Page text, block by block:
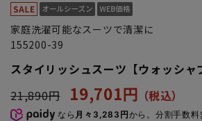
家庭洗濯可能なスーツで清潔に
155200-39
スタイリッシュスーツ【ウォッシャ
21,890円
19,701円
なら 月々3,283円から。分割手数料